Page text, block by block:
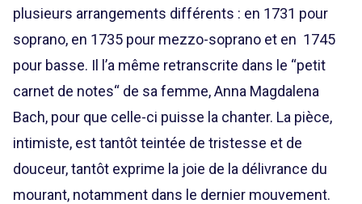
plusieurs arrangements différents : en 1731 pour
soprano, en 1735 pour mezzo-soprano et en 1745
pour basse. Il l’a même retranscrite dans le “petit
carnet de notes“ de sa femme, Anna Magdalena
Bach, pour que celle-ci puisse la chanter. La pièce,
intimiste, est tantôt teintée de tristesse et de
douceur, tantôt exprime la joie de la délivrance du
mourant, notamment dans le dernier mouvement.